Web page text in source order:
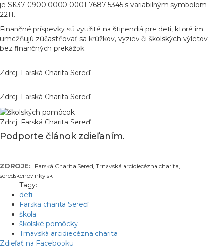
je SK37 0900 0000 0001 7687 5345 s variabilným symbolom
2211.
Finančné príspevky sú využité na štipendiá pre deti, ktoré im
umožňujú zúčastňovať sa krúžkov, výziev či školských výletov
bez finančných prekážok.
Zdroj: Farská Charita Sereď
Zdroj: Farská Charita Sereď
Zdroj: Farská Charita Sereď
Podporte článok zdieľaním.
ZDROJE:
Farská Charita Sereď, Trnavská arcidiecézna charita,
seredskenovinky.sk
Tagy:
deti
Farská charita Sereď
škola
školské pomôcky
Trnavská arcidiecézna charita
Zdieľať na Facebooku